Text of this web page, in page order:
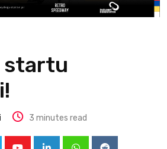
startu
3 minutes read